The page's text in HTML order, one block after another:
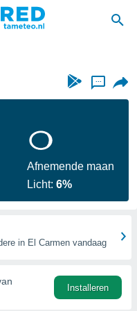
...
Afnemende maan
Licht:6%
in El Carmen vandaag
Installeren